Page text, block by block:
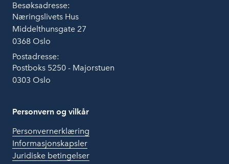
Besøksadresse:
Næringslivets Hus
Middelthunsgate 27
0368 Oslo
Postadresse:
Postboks 5250 - Majorstuen
0303 Oslo
Personvern og vilkår
Personvernerklæring
Informasjonskapsler
Juridiske betingelser